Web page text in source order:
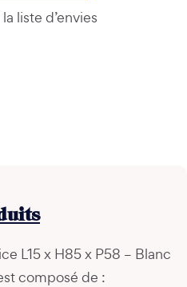
liste d’envies
L15 x H85 x P58 – Blanc
composé de :